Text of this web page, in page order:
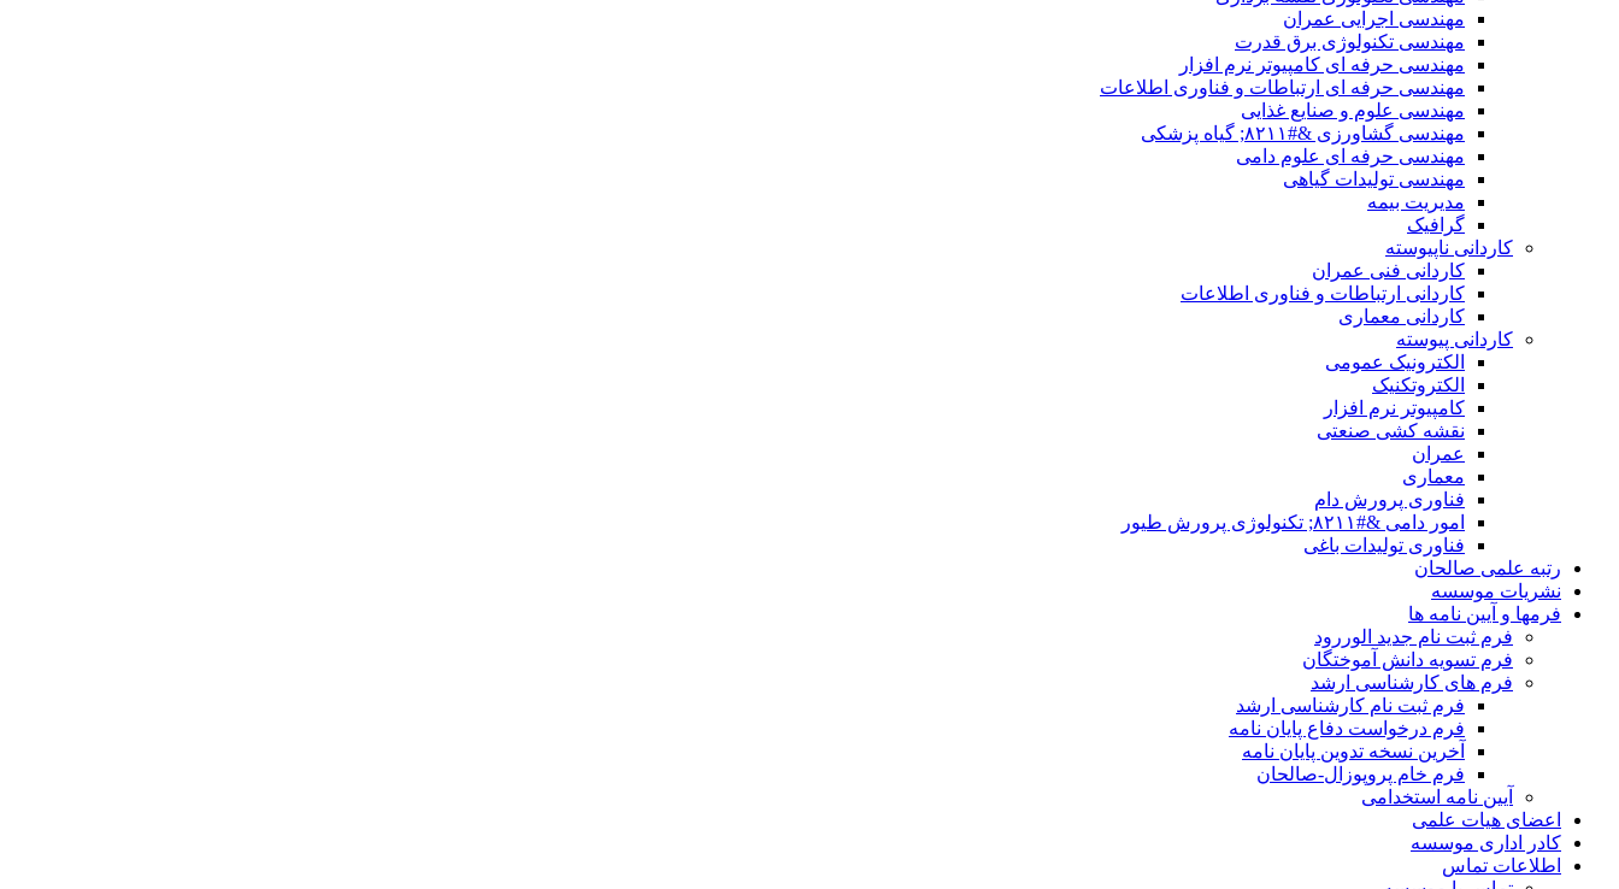
مهندسی اجرایی عمران
مهندسی تکنولوژی برق قدرت
مهندسی حرفه ای کامپیوتر نرم افزار
مهندسی حرفه ای ارتباطات و فناوری اطلاعات
مهندسی علوم و صنایع غذایی
مهندسی گشاورزی &#۸۲۱۱; گیاه پزشکی
مهندسی حرفه ای علوم دامی
مهندسی تولیدات گیاهی
مدیریت بیمه
گرافیک
کاردانی ناپیوسته
کاردانی فنی عمران
کاردانی ارتباطات و فناوری اطلاعات
کاردانی معماری
کاردانی پیوسته
الکترونیک عمومی
الکتروتکنیک
کامپیوتر نرم افزار
نقشه کشی صنعتی
عمران
معماری
فناوری پرورش دام
امور دامی &#۸۲۱۱; تکنولوژی پرورش طیور
فناوری تولیدات باغی
رتبه علمی صالحان
نشریات موسسه
فرمها و آیین نامه ها
فرم ثبت نام جدید الوررود
فرم تسویه دانش آموختگان
فرم های کارشناسی ارشد
فرم ثبت نام کارشناسی ارشد
فرم درخواست دفاع پایان نامه
آخرین نسخه تدوین پایان نامه
فرم خام پروپوزال-صالحان
آیین نامه استخدامی
اعضای هیات علمی
کادر اداری موسسه
اطلاعات تماس